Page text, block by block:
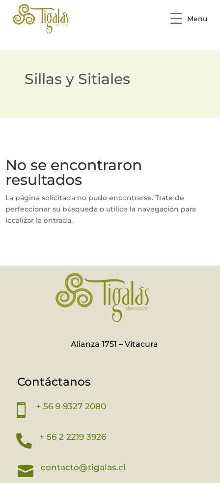
Menu
Sillas y Sitiales
No se encontraron
resultados
La página solicitada no pudo encontrarse. Trate de
perfeccionar su búsqueda o utilice la navegación para
localizar la entrada.
Alianza 1751 – Vitacura
Contáctanos
 + 56 9 9327 2080
 + 56 2 2219 3926
 contacto@tigalas.cl